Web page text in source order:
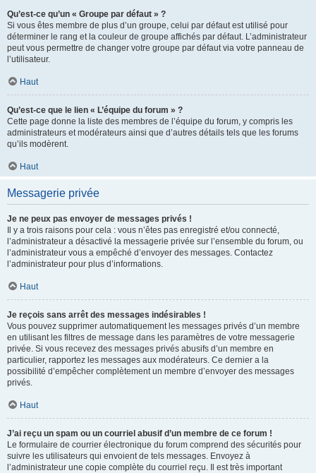
Qu’est-ce qu’un « Groupe par défaut » ?
Si vous êtes membre de plus d’un groupe, celui par défaut est utilisé pour
déterminer le rang et la couleur de groupe affichés par défaut. L’administrateur
peut vous permettre de changer votre groupe par défaut via votre panneau de
l’utilisateur.
Haut
Qu’est-ce que le lien « L’équipe du forum » ?
Cette page donne la liste des membres de l’équipe du forum, y compris les
administrateurs et modérateurs ainsi que d’autres détails tels que les forums
qu’ils modèrent.
Haut
Messagerie privée
Je ne peux pas envoyer de messages privés !
Il y a trois raisons pour cela : vous n’êtes pas enregistré et/ou connecté,
l’administrateur a désactivé la messagerie privée sur l’ensemble du forum, ou
l’administrateur vous a empêché d’envoyer des messages. Contactez
l’administrateur pour plus d’informations.
Haut
Je reçois sans arrêt des messages indésirables !
Vous pouvez supprimer automatiquement les messages privés d’un membre
en utilisant les filtres de message dans les paramètres de votre messagerie
privée. Si vous recevez des messages privés abusifs d’un membre en
particulier, rapportez les messages aux modérateurs. Ce dernier a la
possibilité d’empêcher complètement un membre d’envoyer des messages
privés.
Haut
J’ai reçu un spam ou un courriel abusif d’un membre de ce forum !
Le formulaire de courrier électronique du forum comprend des sécurités pour
suivre les utilisateurs qui envoient de tels messages. Envoyez à
l’administrateur une copie complète du courriel reçu. Il est très important